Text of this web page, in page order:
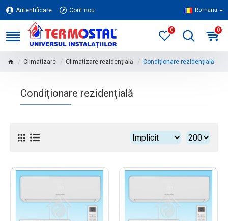
Autentificare Cont nou Romana
0 0
Climatizare Climatizare rezidențială Condiționare rezidențială
Condiționare rezidențială